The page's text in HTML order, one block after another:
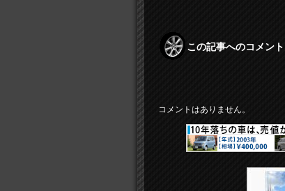
この記事へのコメント
コメントはありません。